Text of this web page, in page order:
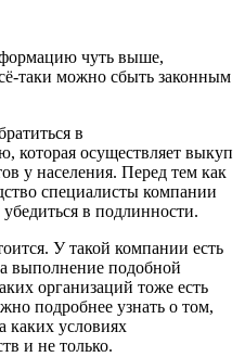
чуть выше,
таки можно сбыть законным
в
которая осуществляет выкуп
у населения. Перед тем как
специалисты компании
в подлинности.
У такой компании есть
выполнение подобной
организаций тоже есть
подробнее узнать о том,
каких условиях
и не только.